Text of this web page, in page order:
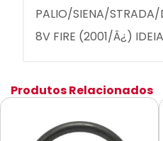
PALIO/SIENA/
8V FIRE (2001/Â¿)
Produtos Relacionados